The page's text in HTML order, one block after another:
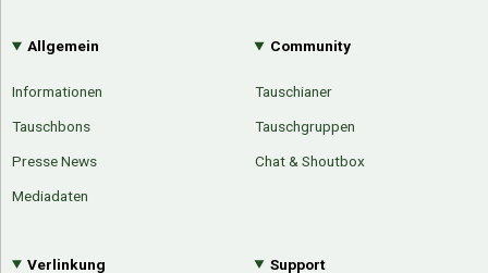
Allgemein
Informationen
Tauschbons
Presse News
Mediadaten
Community
Tauschianer
Tauschgruppen
Chat & Shoutbox
Verlinkung Support